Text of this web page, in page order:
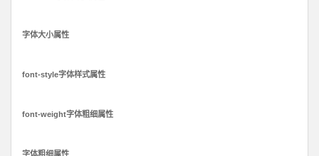
字体大小属性
font-style字体样式属性
font-weight字体粗细属性
字体粗细属性